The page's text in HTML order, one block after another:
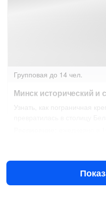
Групповая до 14 чел.
Минск исторический и
Узнать, как пограничная
1600 ₽за человека